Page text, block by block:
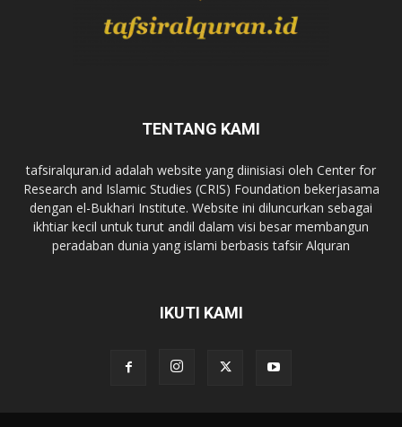
TENTANG KAMI
tafsiralquran.id adalah website yang diinisiasi oleh Center for
Research and Islamic Studies (CRIS) Foundation bekerjasama
dengan el-Bukhari Institute. Website ini diluncurkan sebagai
ikhtiar kecil untuk turut andil dalam visi besar membangun
peradaban dunia yang islami berbasis tafsir Alquran
IKUTI KAMI